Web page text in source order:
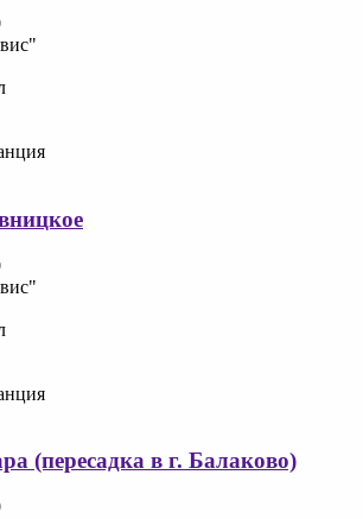
(пересадка в г. Балаково)